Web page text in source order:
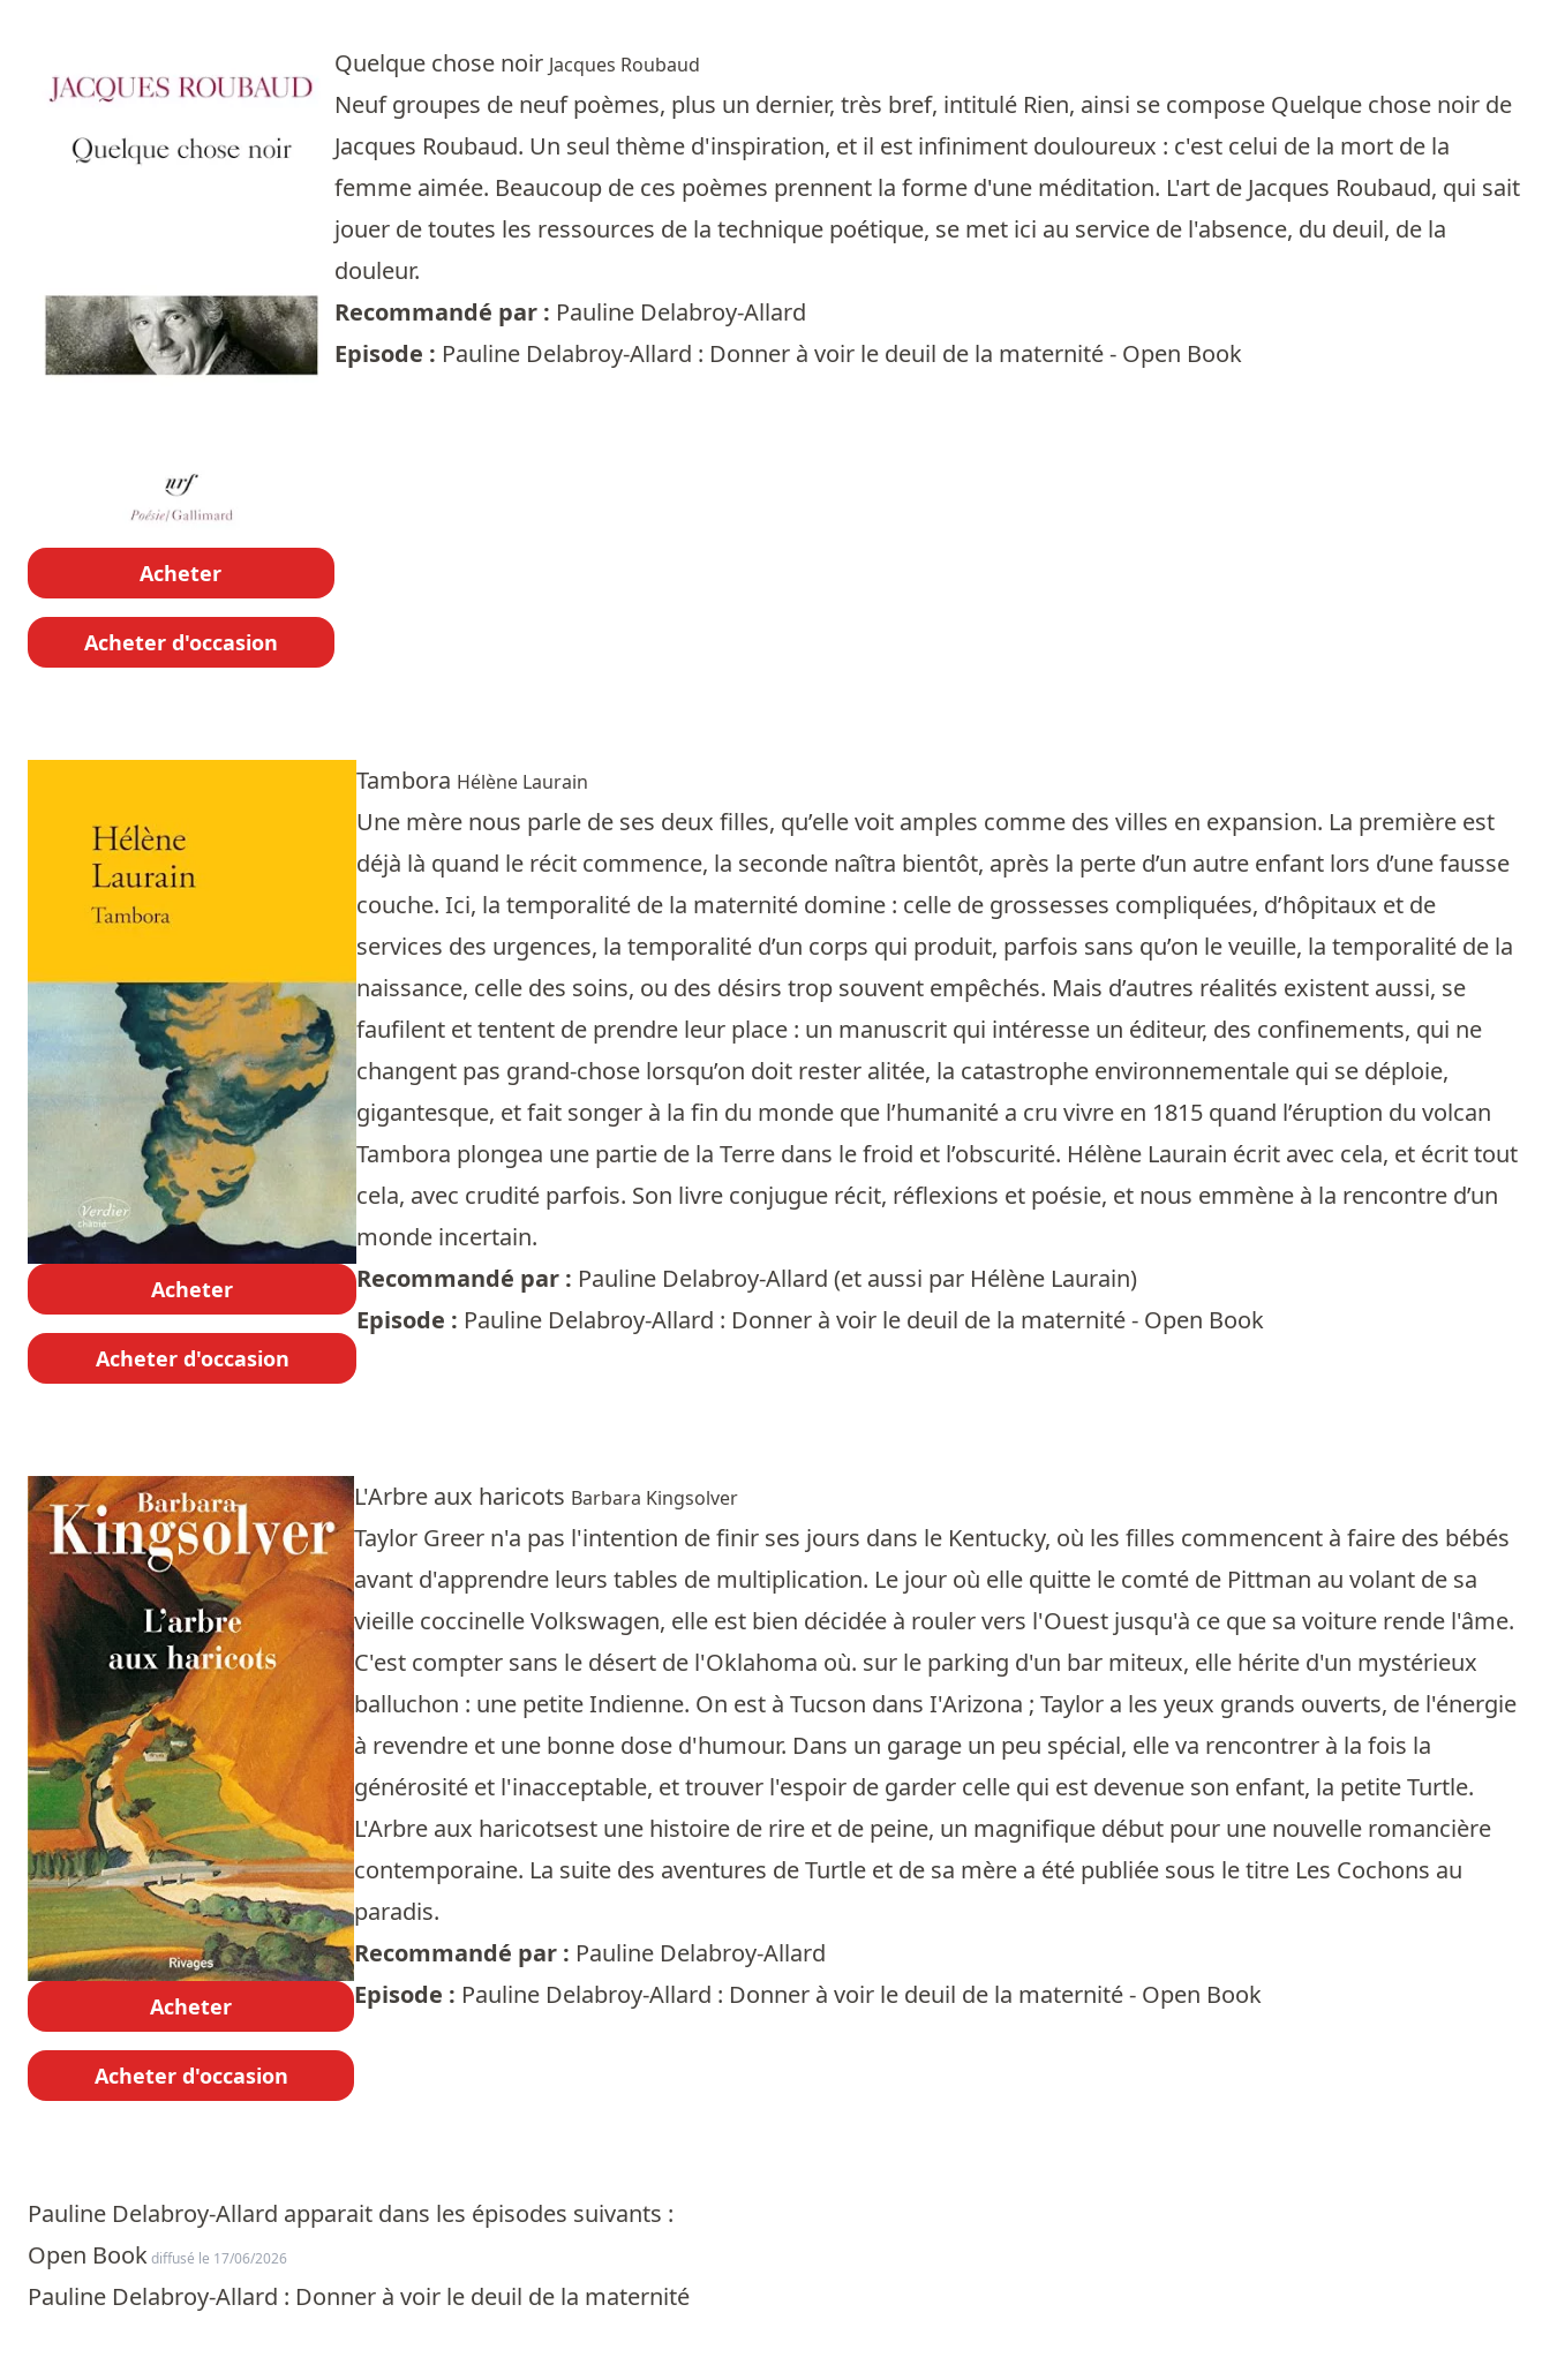
Acheter
Acheter d'occasion
Quelque chose noir Jacques Roubaud
Neuf groupes de neuf poèmes, plus un dernier, très bref, intitulé Rien, ainsi se compose Quelque chose noir de
Jacques Roubaud. Un seul thème d'inspiration, et il est infiniment douloureux : c'est celui de la mort de la
femme aimée. Beaucoup de ces poèmes prennent la forme d'une méditation. L'art de Jacques Roubaud, qui sait
jouer de toutes les ressources de la technique poétique, se met ici au service de l'absence, du deuil, de la
douleur.
Recommandé par : Pauline Delabroy-Allard
Episode : Pauline Delabroy-Allard : Donner à voir le deuil de la maternité - Open Book
Acheter
Acheter d'occasion
Tambora Hélène Laurain
Une mère nous parle de ses deux filles, qu’elle voit amples comme des villes en expansion. La première est
déjà là quand le récit commence, la seconde naîtra bientôt, après la perte d’un autre enfant lors d’une fausse
couche. Ici, la temporalité de la maternité domine : celle de grossesses compliquées, d’hôpitaux et de
services des urgences, la temporalité d’un corps qui produit, parfois sans qu’on le veuille, la temporalité de la
naissance, celle des soins, ou des désirs trop souvent empêchés. Mais d’autres réalités existent aussi, se
faufilent et tentent de prendre leur place : un manuscrit qui intéresse un éditeur, des confinements, qui ne
changent pas grand-chose lorsqu’on doit rester alitée, la catastrophe environnementale qui se déploie,
gigantesque, et fait songer à la fin du monde que l’humanité a cru vivre en 1815 quand l’éruption du volcan
Tambora plongea une partie de la Terre dans le froid et l’obscurité. Hélène Laurain écrit avec cela, et écrit tout
cela, avec crudité parfois. Son livre conjugue récit, réflexions et poésie, et nous emmène à la rencontre d’un
monde incertain.
Recommandé par : Pauline Delabroy-Allard (et aussi par Hélène Laurain)
Episode : Pauline Delabroy-Allard : Donner à voir le deuil de la maternité - Open Book
Acheter
Acheter d'occasion
L'Arbre aux haricots Barbara Kingsolver
Taylor Greer n'a pas l'intention de finir ses jours dans le Kentucky, où les filles commencent à faire des bébés
avant d'apprendre leurs tables de multiplication. Le jour où elle quitte le comté de Pittman au volant de sa
vieille coccinelle Volkswagen, elle est bien décidée à rouler vers l'Ouest jusqu'à ce que sa voiture rende l'âme.
C'est compter sans le désert de l'Oklahoma où. sur le parking d'un bar miteux, elle hérite d'un mystérieux
balluchon : une petite Indienne. On est à Tucson dans I'Arizona ; Taylor a les yeux grands ouverts, de l'énergie
à revendre et une bonne dose d'humour. Dans un garage un peu spécial, elle va rencontrer à la fois la
générosité et l'inacceptable, et trouver l'espoir de garder celle qui est devenue son enfant, la petite Turtle.
L'Arbre aux haricotsest une histoire de rire et de peine, un magnifique début pour une nouvelle romancière
contemporaine. La suite des aventures de Turtle et de sa mère a été publiée sous le titre Les Cochons au
paradis.
Recommandé par : Pauline Delabroy-Allard
Episode : Pauline Delabroy-Allard : Donner à voir le deuil de la maternité - Open Book
Pauline Delabroy-Allard apparait dans les épisodes suivants :
Open Bookdiffusé le 17/06/2026
Pauline Delabroy-Allard : Donner à voir le deuil de la maternité